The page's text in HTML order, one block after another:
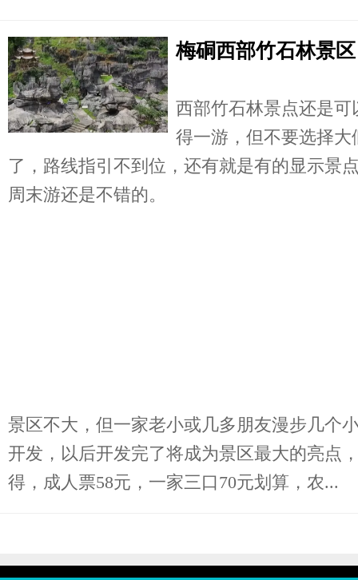
梅硐西部竹石林景区
西部竹石林景点还是
得一游，但不要选择
了，路线指引不到位，还有就是有的显示景
周末游还是不错的。
景区不大，但一家老小或几多朋友漫步几个
开发，以后开发完了将成为景区最大的亮点
得，成人票58元，一家三口70元划算，农...